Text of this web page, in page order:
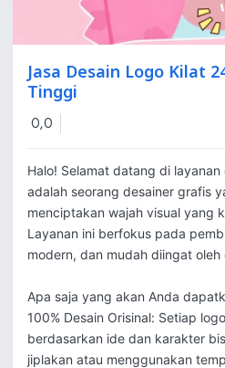
Jasa Desain Logo Kilat
Tinggi
0,0
Halo! Selamat datang di
adalah seorang desainer grafis
menciptakan wajah visual yang
Layanan ini berfokus pada
modern, dan mudah diingat oleh
Apa saja yang akan Anda
100% Desain Orisinal: Setiap
berdasarkan ide dan karakter
jiplakan atau menggunakan